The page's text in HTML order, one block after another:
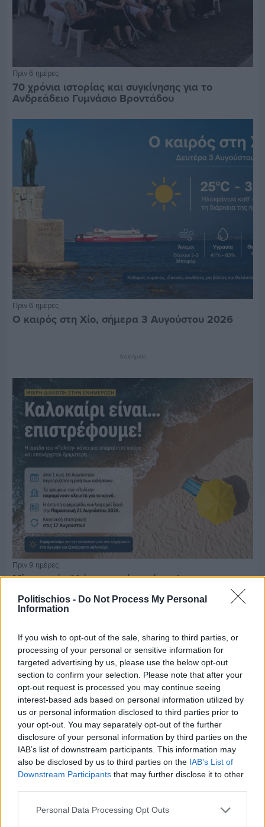
Politischios - Do Not Process My Personal
Information
If you wish to opt-out of the sale, sharing to third parties, or
processing of your personal or sensitive information for
targeted advertising by us, please use the below opt-out
section to confirm your selection. Please note that after your
opt-out request is processed you may continue seeing
interest-based ads based on personal information utilized by
us or personal information disclosed to third parties prior to
your opt-out. You may separately opt-out of the further
disclosure of your personal information by third parties on the
IAB’s list of downstream participants. This information may
also be disclosed by us to third parties on the IAB’s List of
Downstream Participants that may further disclose it to other
Personal Data Processing Opt Outs
Πριν 6 ημέρες
70 χρόνια ιστορίας και συγκίνησης για το
Ανδρεάδειο Γυμνάσιο Βροντάδου
Πριν 6 ημέρες
Ο καιρός στη Χίο, σήμερα 3 Αυγούστου 2026
Διαφήμιση
Πριν 9 ημέρες
Μία μικρή αλλά αναγκαία ανάπαυλα για την
Τρίτος στη σφαιροβολία στη διεθνή συνάντηση